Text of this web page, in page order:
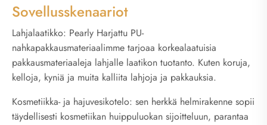
Sovellusskenaariot
Lahjalaatikko: Pearly Harjattu PU-
nahkapakkausmateriaalimme tarjoaa korkealaatuisia
pakkausmateriaaleja lahjalle laatikon tuotanto. Kuten koruja,
kelloja, kyniä ja muita kalliita lahjoja ja pakkauksia.
Kosmetiikka- ja hajuvesikotelo: sen herkkä helmirakenne sopii
täydellisesti kosmetiikan huippuluokan sijoitteluun, parantaa